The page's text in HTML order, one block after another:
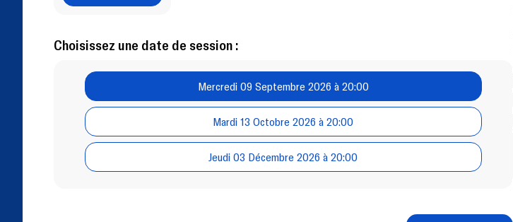
Choisissez une date de session :
Mercredi 09 Septembre 2026 à 20:00
Mardi 13 Octobre 2026 à 20:00
Jeudi 03 Décembre 2026 à 20:00